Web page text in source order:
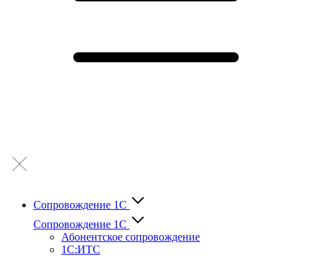
Сопровождение 1С
Сопровождение 1С
Абонентское сопровождение
1С:ИТС